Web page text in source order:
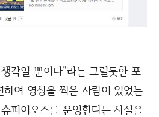
각일 뿐이다"라는 그럴듯한 포
하여 영상을 찍은 사람이 있었는
퍼이오스를 운영한다는 사실을